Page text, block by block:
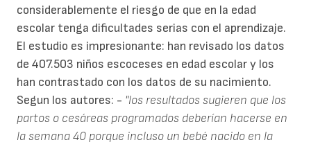
considerablemente el riesgo de que en la edad
escolar tenga dificultades serias con el aprendizaje.
El estudio es impresionante: han revisado los datos
de 407.503 niños escoceses en edad escolar y los
han contrastado con los datos de su nacimiento.
Segun los autores: - "los resultados sugieren que los
partos o cesáreas programados deberían hacerse en
la semana 40 porque incluso un bebé nacido en la